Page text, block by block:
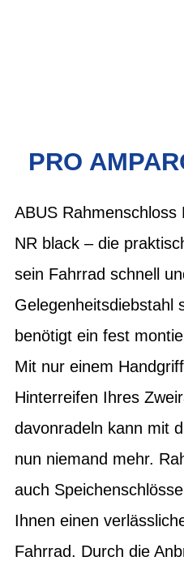
PRO
ABUS Rahmenschloss
NR black – die
sein Fahrrad schnell
Gelegenheitsdiebstahl
benötigt ein fest
Mit nur einem
Hinterreifen Ihres
davonradeln kann mit
nun niemand mehr.
auch
Ihnen einen
Fahrrad. Durch die